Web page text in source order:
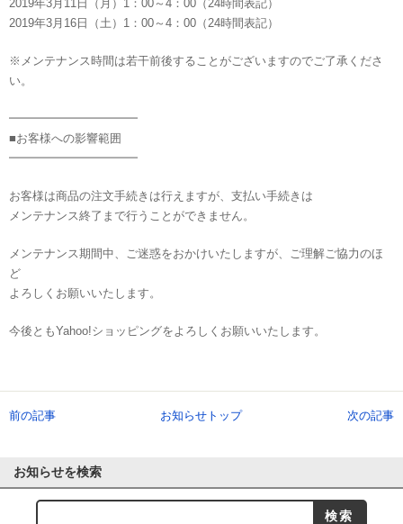
2019年3月11日（月）1：00～4：00（24時間表記）
2019年3月16日（土）1：00～4：00（24時間表記）
※メンテナンス時間は若干前後することがございますのでご了承くださ
い。
━━━━━━━━━━━
■お客様への影響範囲
━━━━━━━━━━━
お客様は商品の注文手続きは行えますが、支払い手続きは
メンテナンス終了まで行うことができません。
メンテナンス期間中、ご迷惑をおかけいたしますが、ご理解ご協力のほ
ど
よろしくお願いいたします。
今後ともYahoo!ショッピングをよろしくお願いいたします。
前の記事 お知らせトップ 次の記事
お知らせを検索